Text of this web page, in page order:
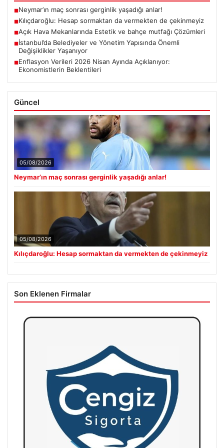
■Neymar’ın maç sonrası gerginlik yaşadığı anlar!
■Kılıçdaroğlu: Hesap sormaktan da vermekten de çekinmeyiz
■Açık Hava Mekanlarında Estetik ve bahçe mutfağı Çözümleri
■İstanbul’da Belediyeler ve Yönetim Yapısında Önemli
Değişiklikler Yaşanıyor
■Enflasyon Verileri 2026 Nisan Ayında Açıklanıyor:
Ekonomistlerin Beklentileri
Güncel
05/08/2026
Neymar’ın maç sonrası gerginlik yaşadığı anlar!
05/08/2026
Kılıçdaroğlu: Hesap sormaktan da vermekten de çekinmeyiz
Son Eklenen Firmalar